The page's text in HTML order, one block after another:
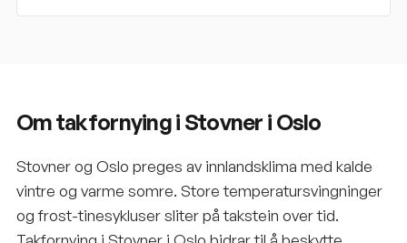
Om takfornying i Stovner i Oslo
Stovner og Oslo preges av innlandsklima med kalde
vintre og varme somre. Store temperatursvingninger
og frost-tinesykluser sliter på takstein over tid.